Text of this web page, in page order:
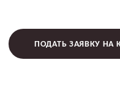
ПОДАТЬ ЗАЯВКУ НА